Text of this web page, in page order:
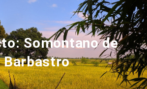
Somontano de
Barbastro